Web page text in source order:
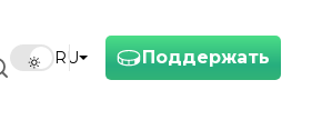
Поддержать
RU